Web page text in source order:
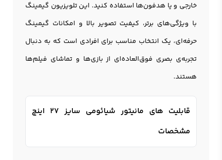
خارجی و یا هدفون‌ها استفاده کنید. این تلویزیون گیمینگ
با ویژگی‌های برتر، کیفیت تصویر بالا و امکانات گیمینگ
حرفه‌ای، یک انتخاب مناسب برای افرادی است که به دنبال
تجربه‌ی بصری فوق‌العاده‌ای از بازی‌ها و تماشای فیلم‌ها
هستند.
قابلیت های مانیتور شیائومی سایز 27 اینچ
مشخصات